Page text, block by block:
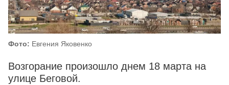
Фото: Евгения Яковенко
Возгорание произошло днем 18 марта на
улице Беговой.